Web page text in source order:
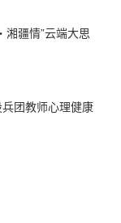
湘疆情”云端大思
团教师心理健康